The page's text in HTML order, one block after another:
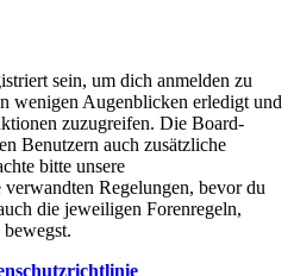
sein, um dich anmelden zu
wenigen Augenblicken erledigt und
zuzugreifen. Die Board-
Benutzern auch zusätzliche
bitte unsere
Regelungen, bevor du
die jeweiligen Forenregeln,